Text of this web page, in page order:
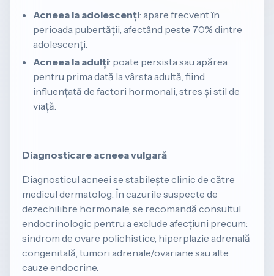
Acneea la adolescenți: apare frecvent în
perioada pubertății, afectând peste 70% dintre
adolescenți.
Acneea la adulți: poate persista sau apărea
pentru prima dată la vârsta adultă, fiind
influențată de factori hormonali, stres și stil de
viață.
Diagnosticare acneea vulgară
Diagnosticul acneei se stabilește clinic de către
medicul dermatolog. În cazurile suspecte de
dezechilibre hormonale, se recomandă consultul
endocrinologic pentru a exclude afecțiuni precum:
sindrom de ovare polichistice, hiperplazie adrenală
congenitală, tumori adrenale/ovariane sau alte
cauze endocrine.